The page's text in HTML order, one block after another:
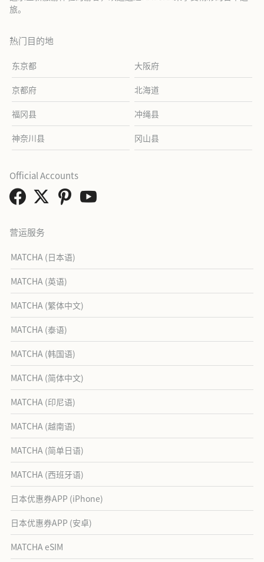
旅。
热门目的地
东京都 大阪府
京都府 北海道
福冈县 冲绳县
神奈川县 冈山县
营运服务
MATCHA (日本语)
MATCHA (英语)
MATCHA (繁体中文)
MATCHA (泰语)
MATCHA (韩国语)
MATCHA (简体中文)
MATCHA (印尼语)
MATCHA (越南语)
MATCHA (简单日语)
MATCHA (西班牙语)
日本优惠券APP (iPhone)
日本优惠券APP (安卓)
MATCHA eSIM
Official Accounts